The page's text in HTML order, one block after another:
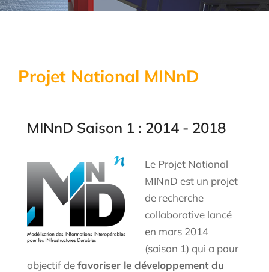
transition écologique
Recherche appliquée en génie civil
Projet National MINnD
MINnD Saison 1 : 2014 - 2018
Le Projet National
MINnD est un projet
de recherche
collaborative lancé
en mars 2014
(saison 1) qui a pour
objectif defavoriser le développement du